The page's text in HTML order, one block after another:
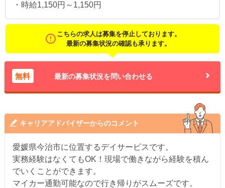
・時給1,150円～1,150円
こちらの求人は募集を停止しております。
最新の募集状況の確認も承ります。
無料 最新の募集状況を問い合わせる
キャリアアドバイザーからのコメント
愛媛県今治市に位置するデイサービスです。
実務経験はなくてもOK！現場で働きながら経験を積ん
でいくことができます。
マイカー通勤可能なので行き帰りがスムーズです。